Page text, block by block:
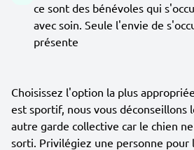
ce sont des bénévoles qui
avec soin. Seule l'envie de
présente
Choisissez l'option la plus
est sportif, nous vous déconseillons
autre garde collective car le chien
sorti. Privilégiez une personne pour